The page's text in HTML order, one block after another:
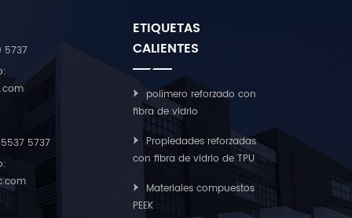
5737
5737
ETIQUETAS
CALIENTES
polímero reforzado con
fibra de vidrio
Propiedades reforzadas
con fibra de vidrio de TPU
Materiales compuestos
PEEK